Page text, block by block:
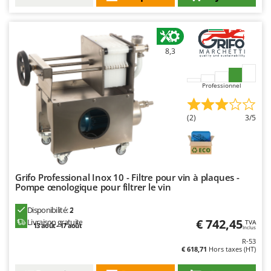
T
Tecla
TecnoGen
Tellarini Pompe
Telwin
Tenco
Titania
Tornado
Tre Spade
8,3
Professionnel
(2) 3/5
Grifo Professional Inox 10 - Filtre pour vin à plaques -
Pompe œnologique pour filtrer le vin
Disponibilité:2
Livraison gratuite
13 août - 17 août € 742,45 TVA
Inclus
R-53
€ 618,71 Hors taxes (HT)